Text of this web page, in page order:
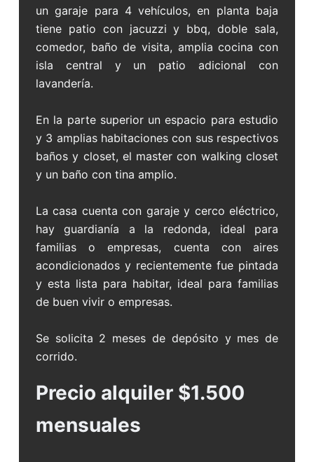
un garaje para 4 vehículos, en planta baja
tiene patio con jacuzzi y bbq, doble sala,
comedor, baño de visita, amplia cocina con
isla central y un patio adicional con
lavandería.
En la parte superior un espacio para estudio
y 3 amplias habitaciones con sus respectivos
baños y closet, el master con walking closet
y un baño con tina amplio.
La casa cuenta con garaje y cerco eléctrico,
hay guardianía a la redonda, ideal para
familias o empresas, cuenta con aires
acondicionados y recientemente fue pintada
y esta lista para habitar, ideal para familias
de buen vivir o empresas.
Se solicita 2 meses de depósito y mes de
corrido.
Precio alquiler $1.500
mensuales